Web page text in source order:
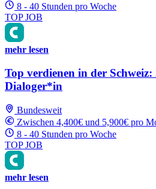
8 - 40 Stunden pro Woche
TOP JOB
mehr lesen
Top verdienen in der
Dialoger*in
Bundesweit
Zwischen 4,400€ und 5,900€ pro
8 - 40 Stunden pro Woche
TOP JOB
mehr lesen